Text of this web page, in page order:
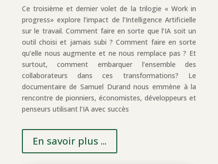
Ce troisième et dernier volet de la trilogie « Work in
progress» explore l’impact de l’Intelligence Artificielle
sur le travail. Comment faire en sorte que l’IA soit un
outil choisi et jamais subi ? Comment faire en sorte
qu’elle nous augmente et ne nous remplace pas ? Et
surtout, comment embarquer l’ensemble des
collaborateurs dans ces transformations? Le
documentaire de Samuel Durand nous emmène à la
rencontre de pionniers, économistes, développeurs et
penseurs utilisant l’IA avec succès
En savoir plus ...